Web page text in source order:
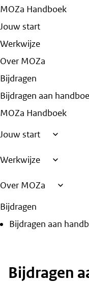
MOZa Handboek
Jouw start
Werkwijze
Over MOZa
Bijdragen
Bijdragen aan
MOZa Handboek
Jouw start
Werkwijze
Over MOZa
Bijdragen
Bijdragen aan
Bijdragen